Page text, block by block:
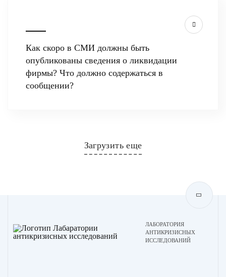
Как скоро в СМИ должны быть
опубликованы сведения о ликвидации
фирмы? Что должно содержаться в
сообщении?
Загрузить еще
ЛАБОРАТОРИЯ
АНТИКРИЗИСНЫХ
ИССЛЕДОВАНИЙ